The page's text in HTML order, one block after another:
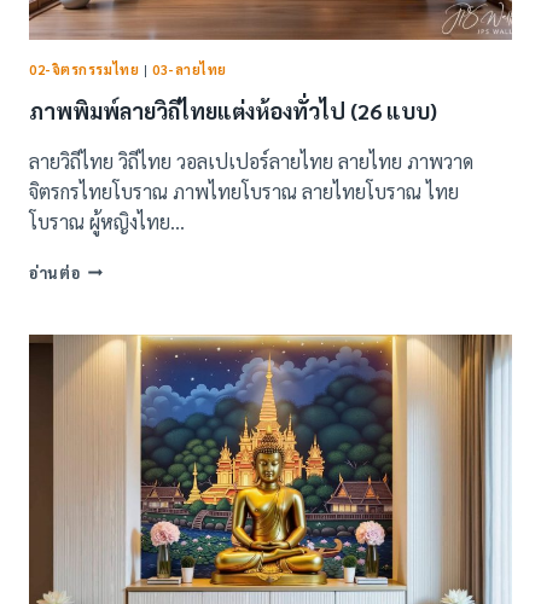
02-จิตรกรรมไทย | 03-ลายไทย
ภาพพิมพ์ลายวิถีไทยแต่งห้องทั่วไป (26 แบบ)
ลายวิถีไทย วิถีไทย วอลเปเปอร์ลายไทย ลายไทย ภาพวาด
จิตรกรไทยโบราณ ภาพไทยโบราณ ลายไทยโบราณ ไทย
โบราณ ผู้หญิงไทย…
อ่านต่อภาพ
วิถี
ไทย